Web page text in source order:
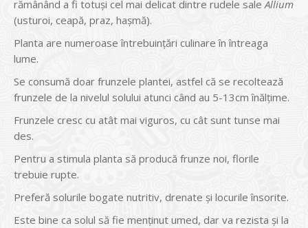
rămânând a fi totuşi cel mai delicat dintre rudele saleAllium
(usturoi, ceapă, praz, haşmă).
Planta are numeroase întrebuinţări culinare în întreaga
lume.
Se consumă doar frunzele plantei, astfel că se recoltează
frunzele de la nivelul solului atunci când au 5-13cm înălţime.
Frunzele cresc cu atât mai viguros, cu cât sunt tunse mai
des.
Pentru a stimula planta să producă frunze noi, florile
trebuie rupte.
Preferă solurile bogate nutritiv, drenate şi locurile însorite.
Este bine ca solul să fie menţinut umed, dar va rezista şi la